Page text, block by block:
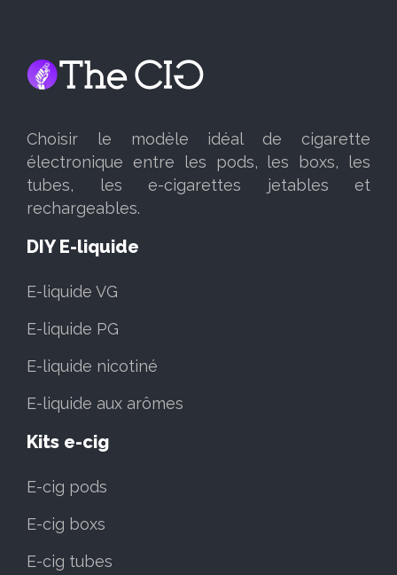
Choisir le modèle idéal de cigarette
électronique entre les pods, les boxs, les
tubes, les e-cigarettes jetables et
rechargeables.
DIY E-liquide
E-liquide VG
E-liquide PG
E-liquide nicotiné
E-liquide aux arômes
Kits e-cig
E-cig pods
E-cig boxs
E-cig tubes